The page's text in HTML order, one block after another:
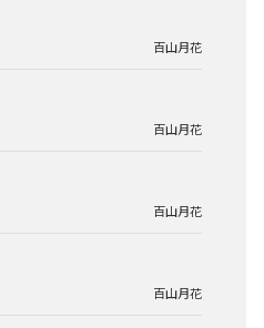
百山月花
百山月花
百山月花
百山月花